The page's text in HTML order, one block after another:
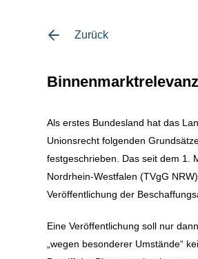
Zurück
Binnenmarktrelevanz
Als erstes Bundesland hat das
Unionsrecht folgenden
festgeschrieben. Das seit dem 1.
Nordrhein-Westfalen (TVgG
Veröffentlichung der
Eine Veröffentlichung soll nur
„wegen besonderer Umstände“